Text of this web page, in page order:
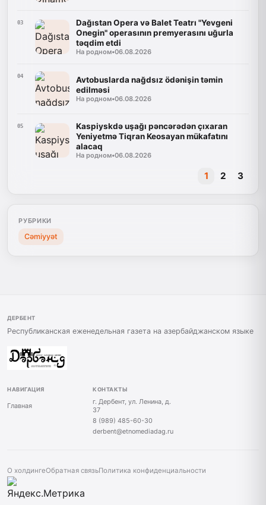
03
Dağıstan Opera və Balet Teatrı "Yevgeni
Onegin" operasının premyerasını uğurla
təqdim etdi
На родном•06.08.2026
04
Avtobuslarda nağdsız ödənişin təmin
edilməsi
На родном•06.08.2026
05
Kaspiyskdə uşağı pəncərədən çıxaran
Yeniyetmə Tiqran Keosayan mükafatını
alacaq
На родном•06.08.2026
1 2 3
РУБРИКИ
Cəmiyyət
ДЕРБЕНТ
Республиканская еженедельная газета на азербайджанском языке
НАВИГАЦИЯ
Главная
КОНТАКТЫ
г. Дербент, ул. Ленина, д.
37
8 (989) 485-60-30
derbent@etnomediadag.ru
О холдингеОбратная связьПолитика конфиденциальности